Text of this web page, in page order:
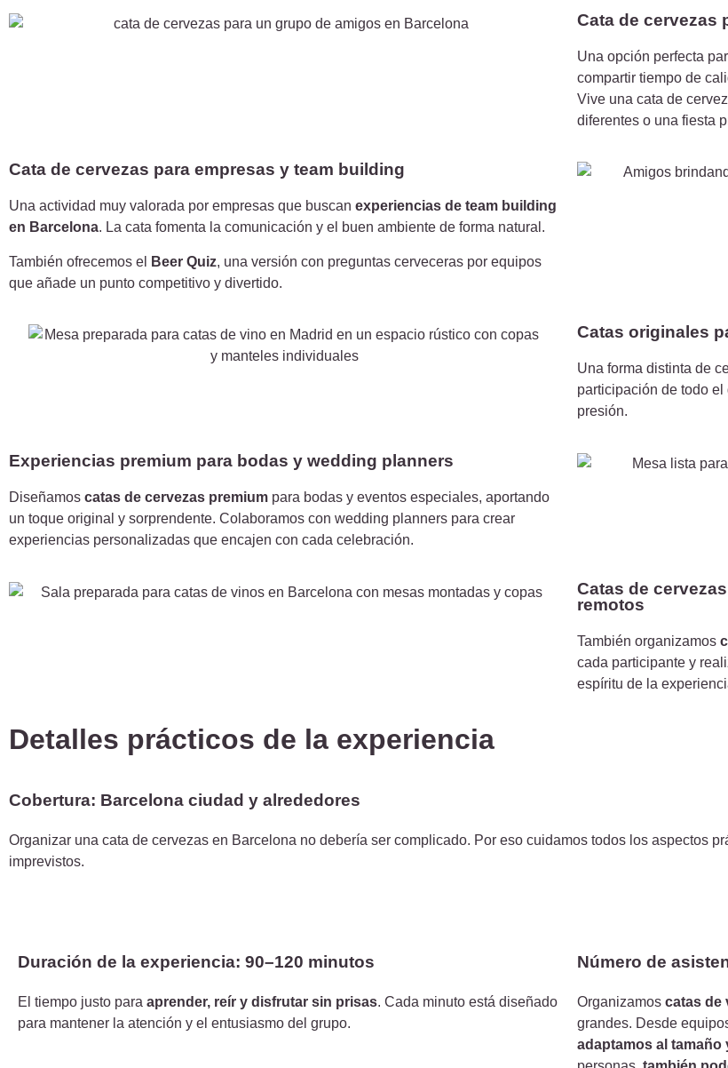
Cata de cervezas
Una opción perfecta
compartir tiempo de
Vive una cata de
diferentes o una fiesta
Cata de cervezas para empresas y team building
Una actividad muy valorada por empresas que buscan experiencias de team building
en Barcelona. La cata fomenta la comunicación y el buen ambiente de forma natural.
También ofrecemos el Beer Quiz, una versión con preguntas cerveceras por equipos
que añade un punto competitivo y divertido.
Catas originales
Una forma distinta de
participación de todo
presión.
Experiencias premium para bodas y wedding planners
Diseñamos catas de cervezas premium para bodas y eventos especiales, aportando
un toque original y sorprendente. Colaboramos con wedding planners para crear
experiencias personalizadas que encajen con cada celebración.
Catas de
remotos
También organizamos
cada participante y
espíritu de la
Detalles prácticos de la experiencia
Cobertura: Barcelona ciudad y alrededores
Organizar una cata de cervezas en Barcelona no debería ser complicado. Por eso cuidamos todos los aspectos
imprevistos.
Duración de la experiencia: 90–120 minutos
El tiempo justo para aprender, reír y disfrutar sin prisas. Cada minuto está diseñado
para mantener la atención y el entusiasmo del grupo.
Número de
Organizamos catas de
grandes. Desde
adaptamos al tamaño